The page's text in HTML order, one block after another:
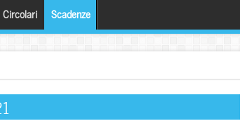
Circolari Scadenze